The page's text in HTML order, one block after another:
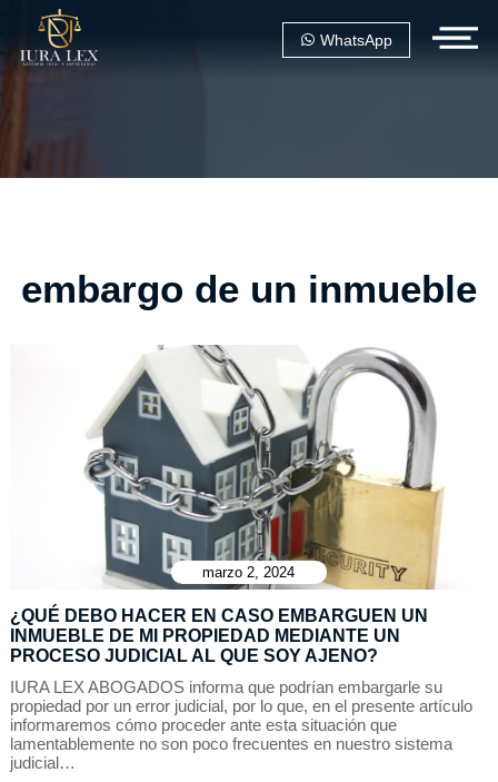
WhatsApp
embargo de un inmueble
marzo 2, 2024
¿QUÉ DEBO HACER EN CASO EMBARGUEN UN
INMUEBLE DE MI PROPIEDAD MEDIANTE UN
PROCESO JUDICIAL AL QUE SOY AJENO?
IURA LEX ABOGADOS informa que podrían embargarle su
propiedad por un error judicial, por lo que, en el presente artículo
informaremos cómo proceder ante esta situación que
lamentablemente no son poco frecuentes en nuestro sistema
judicial…